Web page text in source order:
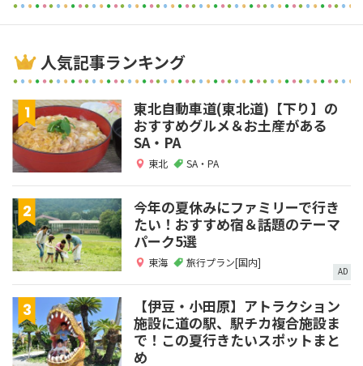
人気記事ランキング
東北自動車道(東北道)【下り】の
おすすめグルメ＆お土産がある
SA・PA
東北 SA・PA
今年の夏休みにファミリーで行き
たい！おすすめ宿＆話題のテーマ
パーク5選
東海 旅行プラン[国内]
AD
【伊豆・小田原】アトラクション
施設に道の駅、駅チカ複合施設ま
で！この夏行きたいスポットまと
め